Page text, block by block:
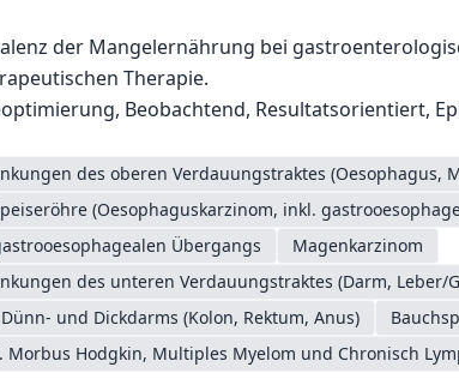
der Mangelernährung bei
Therapie.
Beobachtend, Resultatsorientiert,
des oberen Verdauungstraktes (Oesophagus,
(Oesophaguskarzinom, inkl.
Übergangs
Magenkarzinom
des unteren Verdauungstraktes (Darm, Leber/
und Dickdarms (Kolon, Rektum, Anus)
Morbus Hodgkin, Multiples Myelom und Chronisch